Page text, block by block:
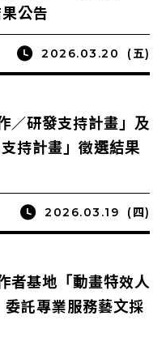
公告
2026.03.20 (五)
研發支持計畫」及
持計畫」徵選結果
2026.03.19 (四)
者基地「動畫特效人
託專業服務藝文採